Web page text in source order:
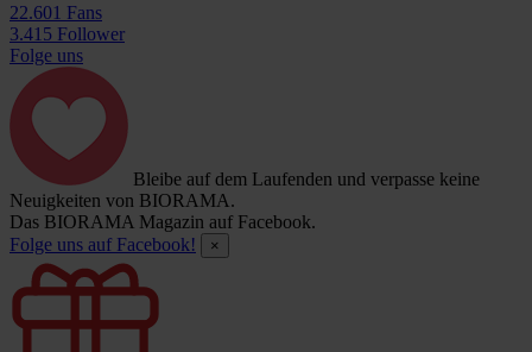
22.601 Fans
3.415 Follower
Folge uns
Bleibe auf dem Laufenden und verpasse keine
Neuigkeiten von BIORAMA.
Das BIORAMA Magazin auf Facebook.
Folge uns auf Facebook!
×